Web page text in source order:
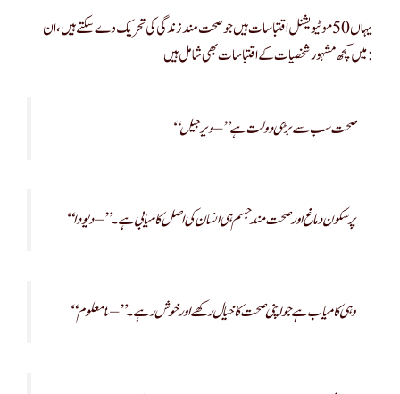
یہاں 50 موٹیویشنل اقتباسات ہیں جو صحت مند زندگی کی تحریک دے سکتے ہیں، ان
میں کچھ مشہور شخصیات کے اقتباسات بھی شامل ہیں:
“صحت سب سے بڑی دولت ہے” – ویرجیل
“پرسکون دماغ اور صحت مند جسم ہی انسان کی اصل کامیابی ہے۔” – دیودا
“وہی کامیاب ہے جو اپنی صحت کا خیال رکھے اور خوش رہے۔” – نامعلوم